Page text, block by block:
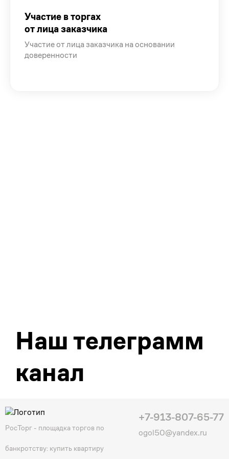
Участие в торгах
от лица заказчика
Участие от лица заказчика на основании
доверенности
Наш телеграмм
канал
РосТорг - площадка торгов по
банкротству: купить квартиру
+7-913-807-65-77
ogol50@yandex.ru